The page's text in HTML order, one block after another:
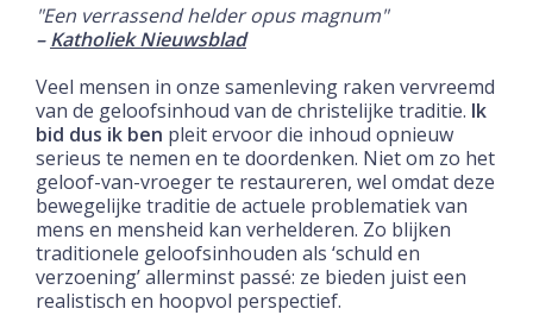
"Een verrassend helder opus magnum"
–Katholiek Nieuwsblad
Veel mensen in onze samenleving raken vervreemd
van de geloofsinhoud van de christelijke traditie. Ik
bid dus ik ben pleit ervoor die inhoud opnieuw
serieus te nemen en te doordenken. Niet om zo het
geloof-van-vroeger te restaureren, wel omdat deze
bewegelijke traditie de actuele problematiek van
mens en mensheid kan verhelderen. Zo blijken
traditionele geloofsinhouden als ‘schuld en
verzoening’ allerminst passé: ze bieden juist een
realistisch en hoopvol perspectief.